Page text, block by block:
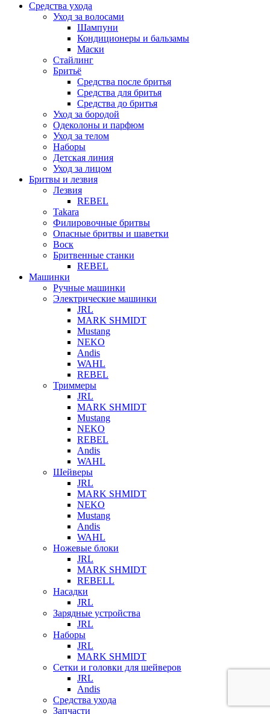
Средства ухода
Уход за волосами
Шампуни
Кондиционеры и бальзамы
Маски
Стайлинг
Бритьё
Средства после бритья
Средства для бритья
Средства до бритья
Уход за бородой
Одеколоны и парфюм
Уход за телом
Наборы
Детская линия
Уход за лицом
Бритвы и лезвия
Лезвия
REBEL
Takara
Филировочные бритвы
Опасные бритвы и шаветки
Воск
Бритвенные станки
REBEL
Машинки
Ручные машинки
Электрические машинки
JRL
MARK SHMIDT
Mustang
NEKO
Andis
WAHL
REBEL
Триммеры
JRL
MARK SHMIDT
Mustang
NEKO
REBEL
Andis
WAHL
Шейверы
JRL
MARK SHMIDT
NEKO
Mustang
Andis
WAHL
Ножевые блоки
JRL
MARK SHMIDT
REBELL
Насадки
JRL
Зарядные устройства
JRL
Наборы
JRL
MARK SHMIDT
Сетки и головки для шейверов
JRL
Andis
Средства ухода
Запчасти